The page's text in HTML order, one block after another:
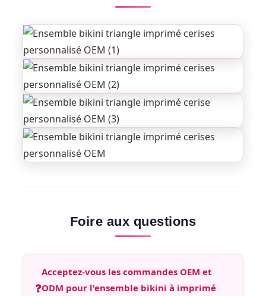
Foire aux questions
❓
Acceptez-vous les commandes OEM et
ODM pour l'ensemble bikini à imprimé